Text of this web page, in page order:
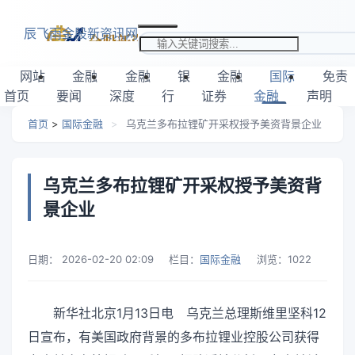
辰飞雨金股新资讯网
搜索关键词
网站
首页
金融
要闻
金融
深度
银
行
金融
证券
国际
金融
免责
声明
首页 > 国际金融 > 乌克兰多布拉锂矿开采权授予美资背景企业
乌克兰多布拉锂矿开采权授予美资背
景企业
日期： 2026-02-20 02:09 栏目： 国际金融 浏览： 1022
新华社北京1月13日电 乌克兰总理斯维里坚科12
日宣布，有美国政府背景的多布拉锂业控股公司获得